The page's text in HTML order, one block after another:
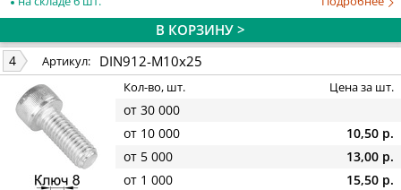
В КОРЗИНУ >
4 Артикул: DIN912-M10x25
Кол-во, шт. Цена за шт.
от 30 000
от 10 000
10,50 р.
от 5 000
13,00 р.
от 1 000
15,50 р.